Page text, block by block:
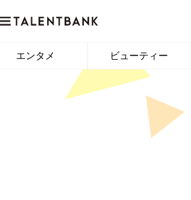
エンタメ ビューティー